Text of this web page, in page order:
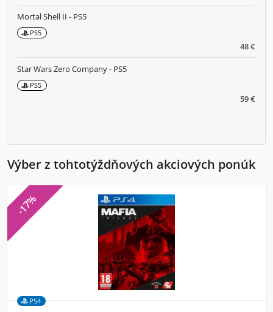
48 €
Mortal Shell II - PS5
PS5
59 €
Star Wars Zero Company - PS5
PS5
Výber z tohtotýždňových akciových ponúk
-17%
PS4